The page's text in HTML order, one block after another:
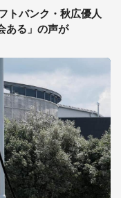
トバンク・秋広優人
ある」の声が